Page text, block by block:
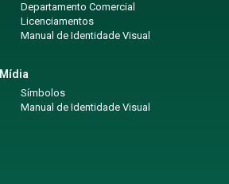
Departamento Comercial
Licenciamentos
Manual de Identidade Visual
Mídia
Símbolos
Manual de Identidade Visual